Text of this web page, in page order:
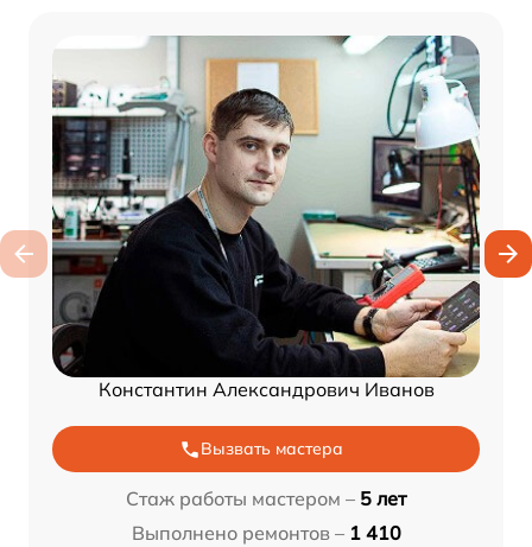
Константин Александрович Иванов
Вызвать мастера
Стаж работы мастером – 5 лет
Выполнено ремонтов – 1 410